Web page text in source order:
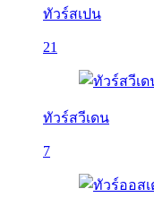
ทัวร์สเปน
21
ทัวร์สวีเดน
7